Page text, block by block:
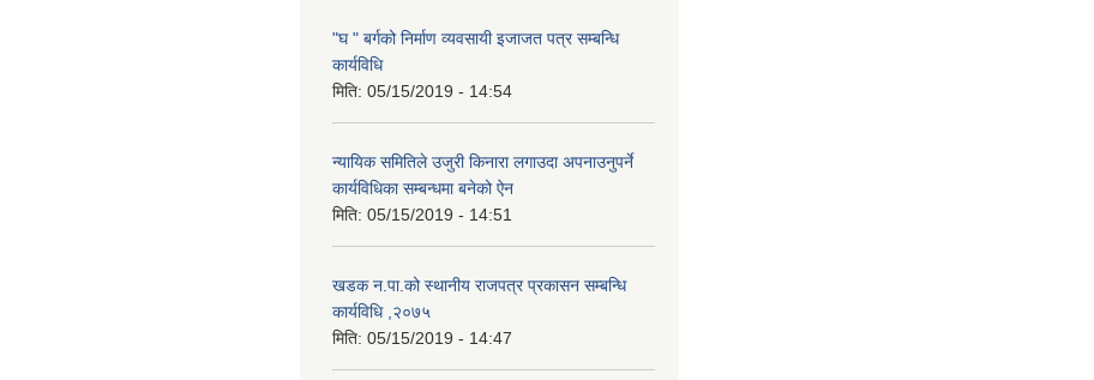
"घ " बर्गको निर्माण व्यवसायी इजाजत पत्र सम्बन्धि
कार्यविधि
मिति: 05/15/2019 - 14:54
न्यायिक समितिले उजुरी किनारा लगाउदा अपनाउनुपर्ने
कार्यविधिका सम्बन्धमा बनेको ऐन
मिति: 05/15/2019 - 14:51
खडक न.पा.को स्थानीय राजपत्र प्रकासन सम्बन्धि
कार्यविधि ,२०७५
मिति: 05/15/2019 - 14:47